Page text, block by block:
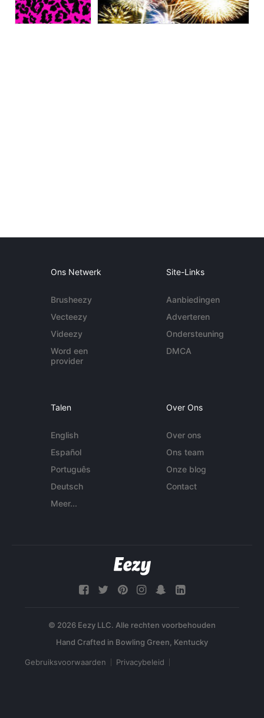
Ons Netwerk
Brusheezy
Vecteezy
Videezy
Word een
provider
Site-Links
Aanbiedingen
Adverteren
Ondersteuning
DMCA
Talen
English
Español
Português
Deutsch
Meer...
Over Ons
Over ons
Ons team
Onze blog
Contact
© 2026 Eezy LLC. Alle rechten voorbehouden
Gebruiksvoorwaarden Privacybeleid